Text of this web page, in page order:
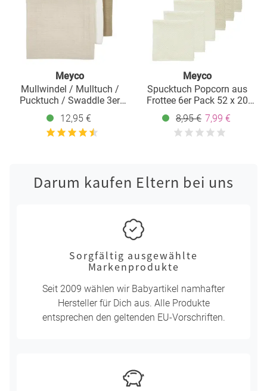
Meyco
Mullwindel / Mulltuch /
Pucktuch / Swaddle 3er
Pack Musselin 70 x 70 cm
- OffWhite / Soft Sand /
Taupe
12,95 €
Meyco
Spucktuch Popcorn aus
Frottee 6er Pack 52 x 20
cm - Naturel / Soft Sand
8,95 € 7,99 €
Darum kaufen Eltern bei uns
Sorgfältig ausgewählte
Markenprodukte
Seit 2009 wählen wir Babyartikel namhafter
Hersteller für Dich aus. Alle Produkte
entsprechen den geltenden EU-Vorschriften.